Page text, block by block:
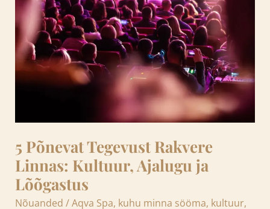
5 Põnevat Tegevust Rakvere
Linnas: Kultuur, Ajalugu ja
Lõõgastus
Nõuanded /Aqva Spa, kuhu minna sööma, kultuur,
Linnas:
Kultuur,
Ajalugu
ja
Lõõgastus